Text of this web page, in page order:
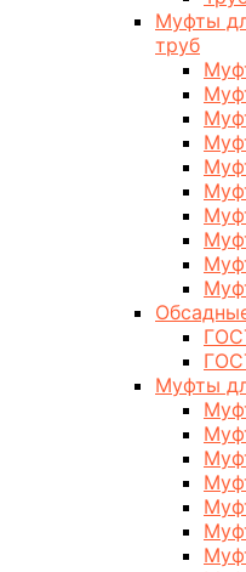
Муфты
труб
Муфты